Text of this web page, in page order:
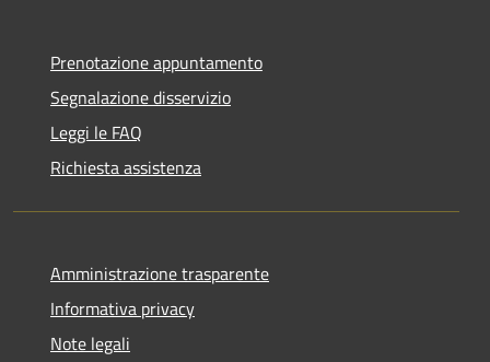
Prenotazione appuntamento
Segnalazione disservizio
Leggi le FAQ
Richiesta assistenza
Amministrazione trasparente
Informativa privacy
Note legali